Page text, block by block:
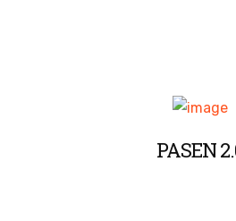
PASEN